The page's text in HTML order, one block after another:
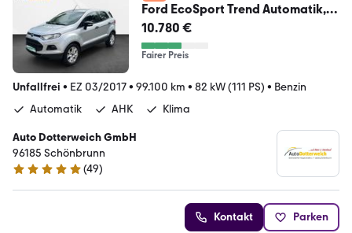
Ford EcoSport Trend Automatik,
AHK, Klima
10.780 €
Fairer Preis
Unfallfrei • EZ 03/2017• 99.100 km • 82 kW (111 PS) • Benzin
Automatik
AHK Klima
Auto Dotterweich GmbH
96185 Schönbrunn
5 Sterne
(49)
Kontakt Parken